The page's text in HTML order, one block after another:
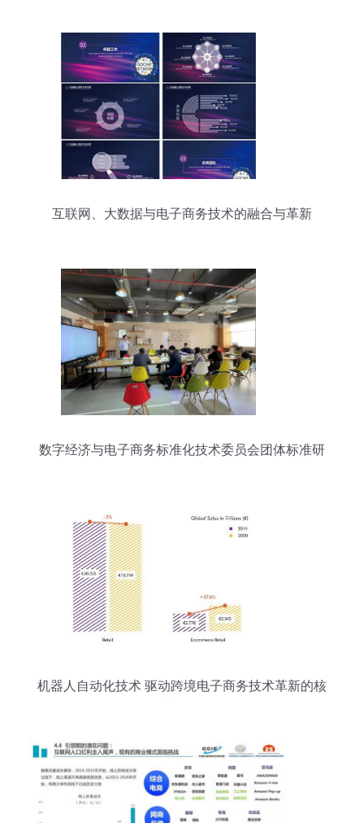
互联网、大数据与电子商务技术的融合与革新
数字经济与电子商务标准化技术委员会团体标准研
机器人自动化技术 驱动跨境电子商务技术革新的核